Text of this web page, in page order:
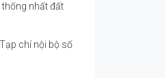
nhất đất
chí nội bộ số